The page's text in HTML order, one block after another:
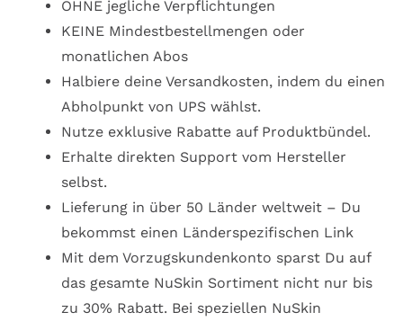
OHNE jegliche Verpflichtungen
KEINE Mindestbestellmengen oder
monatlichen Abos
Halbiere deine Versandkosten, indem du einen
Abholpunkt von UPS wählst.
Nutze exklusive Rabatte auf Produktbündel.
Erhalte direkten Support vom Hersteller
selbst.
Lieferung in über 50 Länder weltweit – Du
bekommst einen Länderspezifischen Link
Mit dem Vorzugskundenkonto sparst Du auf
das gesamte NuSkin Sortiment nicht nur bis
zu 30% Rabatt. Bei speziellen NuSkin